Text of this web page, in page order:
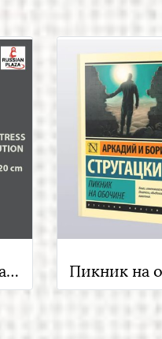
Я больше не могу! Как справиться с длительным стрессом и эмоциональным выгоранием | Чаттерджи Ранган , Бомбора , Книга на русском языке , Russian Plaza